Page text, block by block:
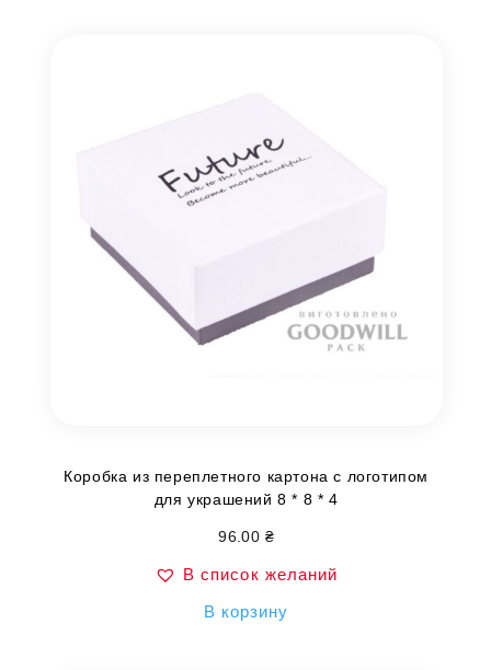
Коробка из переплетного картона с логотипом
для украшений 8 * 8 * 4
96.00 ₴
В список желаний
В корзину